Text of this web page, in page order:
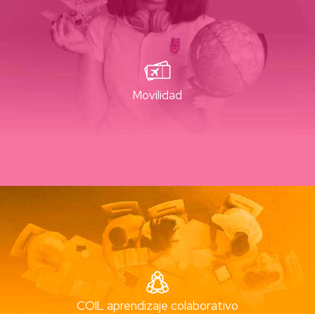
Movilidad
COIL aprendizaje colaborativo